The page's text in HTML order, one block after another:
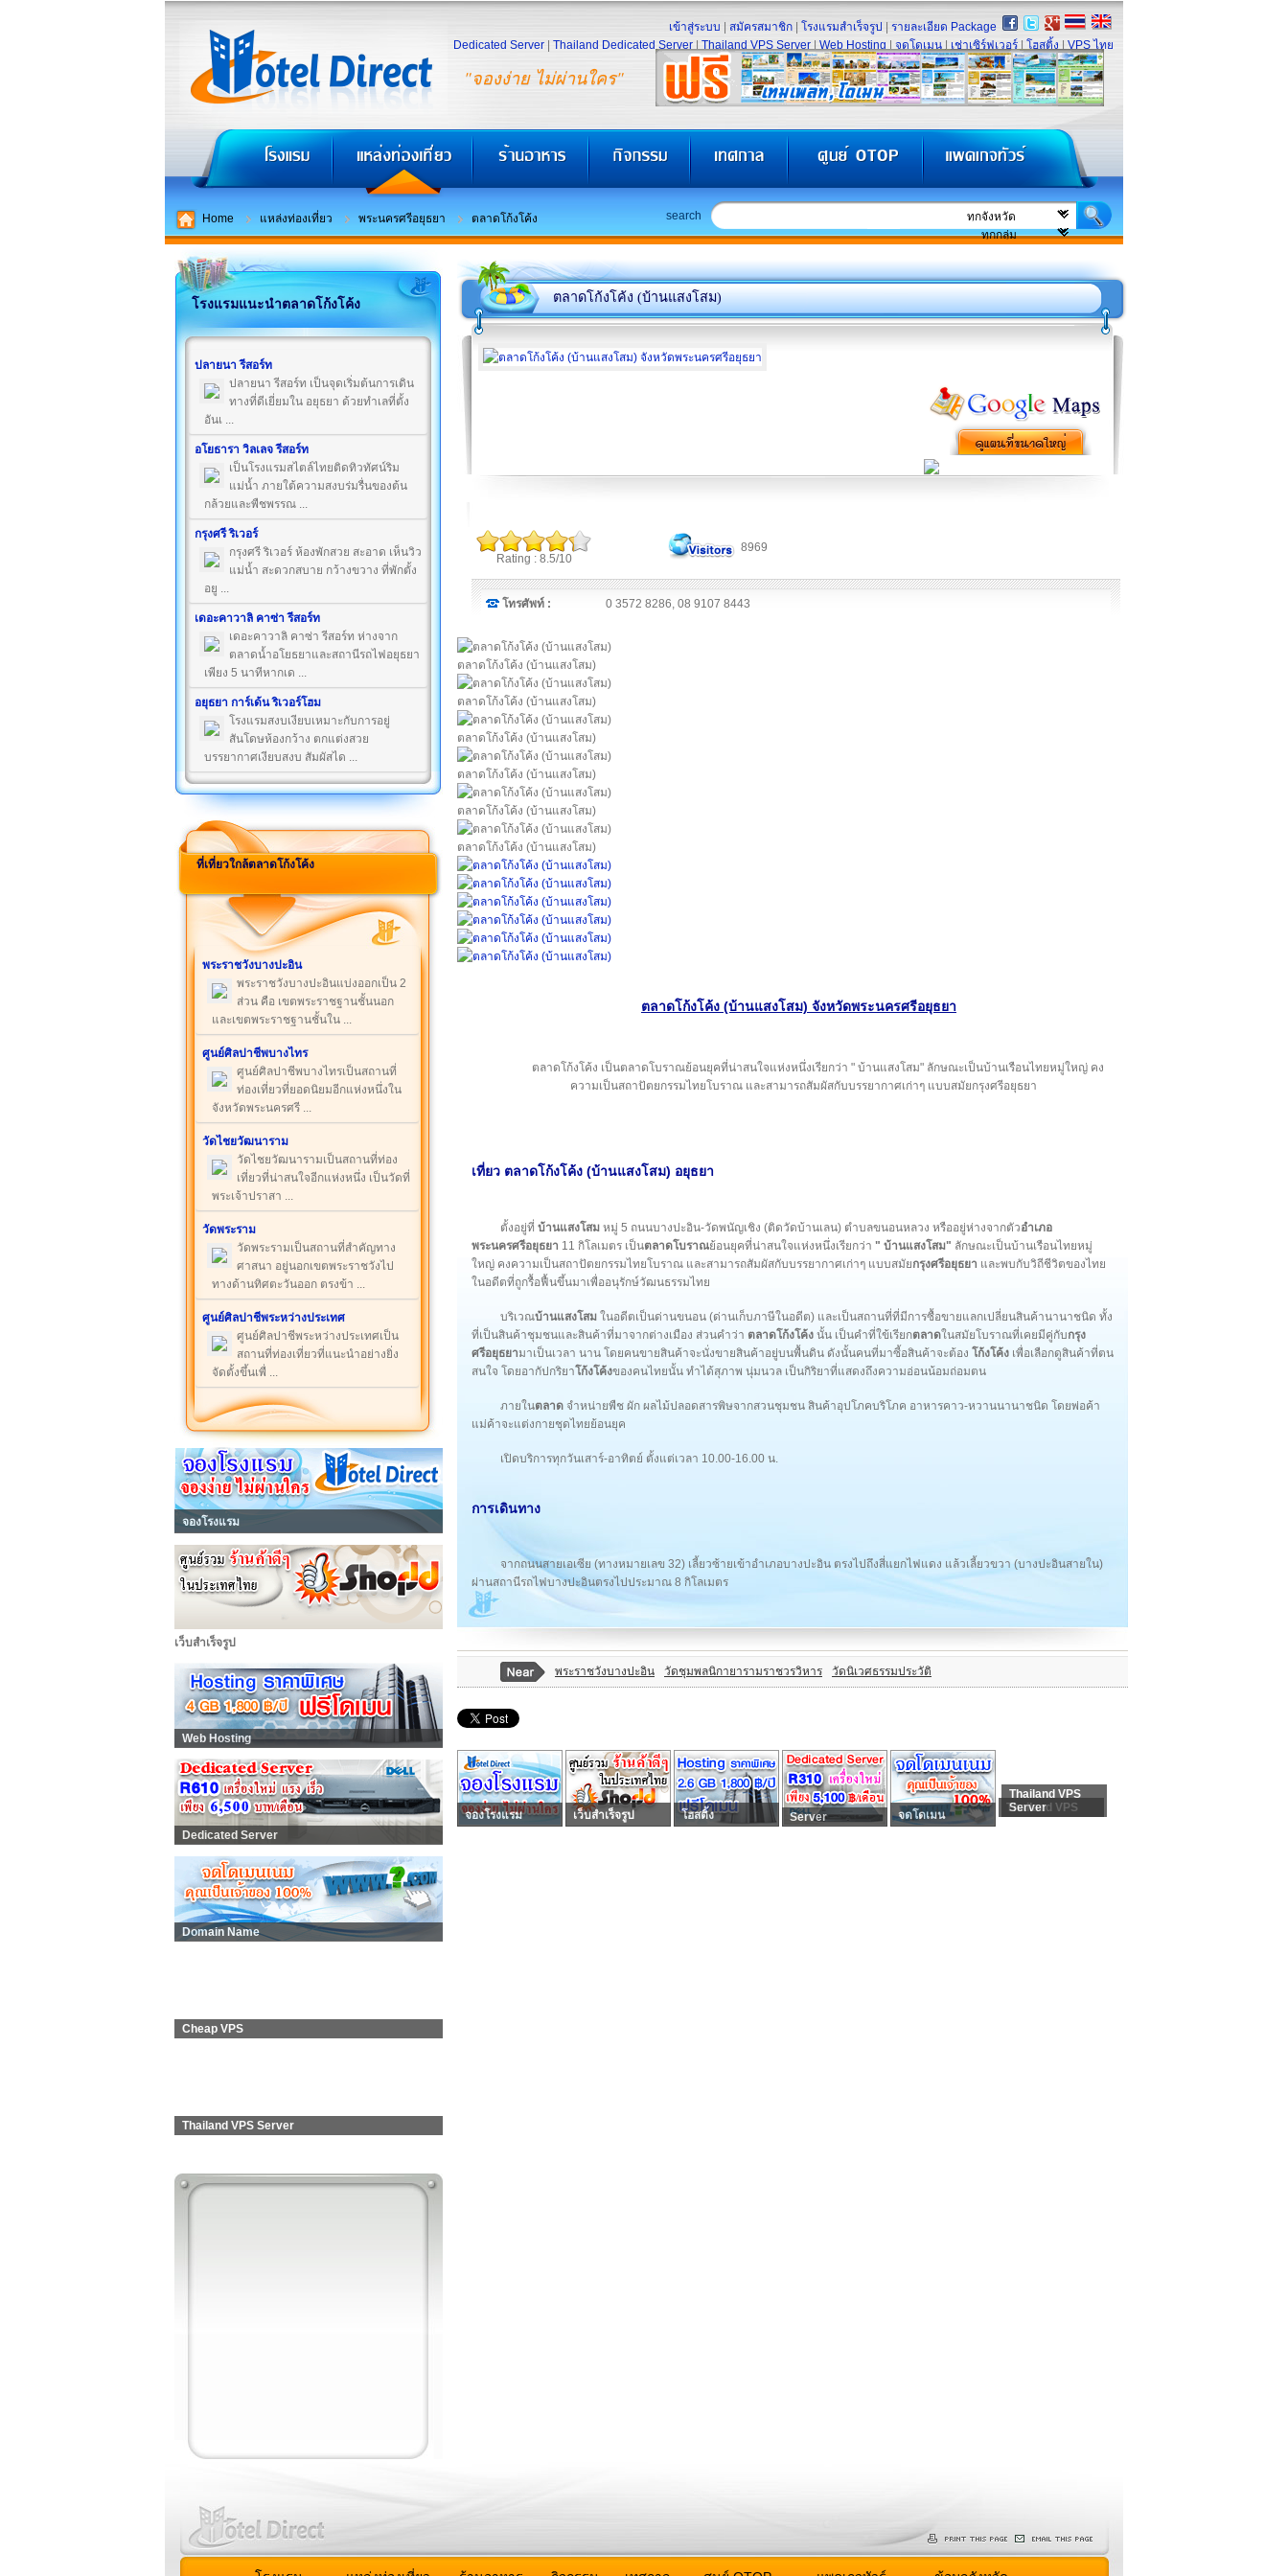
"จองง่าย ไม่ผ่านใคร"
เข้าสู่ระบบ สมัครสมาชิก โรงแรมสำเร็จรูป
รายละเอียด Package
Dedicated Server
Thailand Dedicated Server Thailand VPS Server Web Hosting จดโดเมน เช่าเซิร์ฟเวอร์ โฮสติ้ง VPS ไทย
Home แหล่งท่องเที่ยว พระนครศรีอยุธยา ตลาดโก้งโค้ง search
โรงแรมแนะนำตลาดโก้งโค้ง
ปลายนา รีสอร์ท
ปลายนา รีสอร์ท เป็นจุดเริ่มต้นการเดิน
ทางที่ดีเยี่ยมใน อยุธยา ด้วยทำเลที่ตั้ง
อันเ ...
อโยธารา วิลเลจ รีสอร์ท
เป็นโรงแรมสไตล์ไทยติดทิวทัศน์ริม
แม่น้ำ ภายใต้ความสงบร่มรื่นของต้น
กล้วยและพืชพรรณ ...
กรุงศรี ริเวอร์
กรุงศรี ริเวอร์ ห้องพักสวย สะอาด เห็นวิว
แม่น้ำ สะดวกสบาย กว้างขวาง ที่พักตั้ง
อยู ...
เดอะคาวาลิ คาซ่า รีสอร์ท
เดอะคาวาลิ คาซ่า รีสอร์ท ห่างจาก
ตลาดน้ำอโยธยาและสถานีรถไฟอยุธยา
เพียง 5 นาทีหากเด ...
อยุธยา การ์เด้น ริเวอร์โฮม
โรงแรมสงบเงียบเหมาะกับการอยู่
สันโดษห้องกว้าง ตกแต่งสวย
บรรยากาศเงียบสงบ สัมผัสได ...
ที่เที่ยวใกล้ตลาดโก้งโค้ง
พระราชวังบางปะอิน
พระราชวังบางปะอินแบ่งออกเป็น 2
ส่วน คือ เขตพระราชฐานชั้นนอก
และเขตพระราชฐานชั้นใน ...
ศูนย์ศิลปาชีพบางไทร
ศูนย์ศิลปาชีพบางไทรเป็นสถานที่
ท่องเที่ยวที่ยอดนิยมอีกแห่งหนึ่งใน
จังหวัดพระนครศรี ...
วัดไชยวัฒนาราม
วัดไชยวัฒนารามเป็นสถานที่ท่อง
เที่ยวที่น่าสนใจอีกแห่งหนึ่ง เป็นวัดที่
พระเจ้าปราสา ...
วัดพระราม
วัดพระรามเป็นสถานที่สำคัญทาง
ศาสนา อยู่นอกเขตพระราชวังไป
ทางด้านทิศตะวันออก ตรงข้า ...
ศูนย์ศิลปาชีพระหว่างประเทศ
ศูนย์ศิลปาชีพระหว่างประเทศเป็น
สถานที่ท่องเที่ยวที่แนะนำอย่างยิ่ง
จัดตั้งขึ้นเพื่ ...
จองโรงแรม
เว็บสำเร็จรูป
Web Hosting
Dedicated Server
Domain Name
Cheap VPS
Thailand VPS Server
ตลาดโก้งโค้ง (บ้านแสงโสม)
Rating : 8.5/10
8969
โทรศัพท์ : 0 3572 8286, 08 9107 8443
ตลาดโก้งโค้ง (บ้านแสงโสม)
ตลาดโก้งโค้ง (บ้านแสงโสม)
ตลาดโก้งโค้ง (บ้านแสงโสม)
ตลาดโก้งโค้ง (บ้านแสงโสม)
ตลาดโก้งโค้ง (บ้านแสงโสม)
ตลาดโก้งโค้ง (บ้านแสงโสม)
ตลาดโก้งโค้ง (บ้านแสงโสม) จังหวัดพระนครศรีอยุธยา
ตลาดโก้งโค้ง เป็นตลาดโบราณย้อนยุคที่น่าสนใจแห่งหนึ่งเรียกว่า " บ้านแสงโสม" ลักษณะเป็นบ้านเรือนไทยหมู่ใหญ่ คง
ความเป็นสถาปัตยกรรมไทยโบราณ และสามารถสัมผัสกับบรรยากาศเก่าๆ แบบสมัยกรุงศรีอยุธยา
เที่ยว ตลาดโก้งโค้ง (บ้านแสงโสม) อยุธยา
ตั้งอยู่ที่ บ้านแสงโสม หมู่ 5 ถนนบางปะอิน-วัดพนัญเชิง (ติดวัดบ้านเลน) ตำบลขนอนหลวง หรืออยู่ห่างจากตัวอำเภอ
พระนครศรีอยุธยา 11 กิโลเมตร เป็นตลาดโบราณย้อนยุคที่น่าสนใจแห่งหนึ่งเรียกว่า " บ้านแสงโสม" ลักษณะเป็นบ้านเรือนไทยหมู่
ใหญ่ คงความเป็นสถาปัตยกรรมไทยโบราณ และสามารถสัมผัสกับบรรยากาศเก่าๆ แบบสมัยกรุงศรีอยุธยา และพบกับวิถีชีวิตของไทย
ในอดีตที่ถูกรื้อฟื้นขึ้นมาเพื่ออนุรักษ์วัฒนธรรมไทย
บริเวณบ้านแสงโสม ในอดีตเป็นด่านขนอน (ด่านเก็บภาษีในอดีต) และเป็นสถานที่ที่มีการซื้อขายแลกเปลี่ยนสินค้านานาชนิด ทั้ง
ที่เป็นสินค้าชุมชนและสินค้าที่มาจากต่างเมือง ส่วนคำว่า ตลาดโก้งโค้ง นั้น เป็นคำที่ใข้เรียกตลาดในสมัยโบราณที่เคยมีคู่กับกรุง
ศรีอยุธยามาเป็นเวลา นาน โดยคนขายสินค้าจะนั่งขายสินค้าอยู่บนพื้นดิน ดังนั้นคนที่มาซี้อสินค้าจะต้อง โก้งโค้ง เพื่อเลือกดูสินค้าที่ตน
สนใจ โดยอากัปกริยาโก้งโค้งของคนไทยนั้น ทำได้สุภาพ นุ่มนวล เป็นกิริยาที่แสดงถึงความอ่อนน้อมถ่อมตน
ภายในตลาด จำหน่ายพืช ผัก ผลไม้ปลอดสารพิษจากสวนชุมชน สินค้าอุปโภคบริโภค อาหารคาว-หวานนานาชนิด โดยพ่อค้า
แม่ค้าจะแต่งกายชุดไทยย้อนยุค
เปิดบริการทุกวันเสาร์-อาทิตย์ ตั้งแต่เวลา 10.00-16.00 น.
การเดินทาง
จากถนนสายเอเซีย (ทางหมายเลข 32) เลี้ยวซ้ายเข้าอำเภอบางปะอิน ตรงไปถึงสี่แยกไฟแดง แล้วเลี้ยวขวา (บางปะอินสายใน)
ผ่านสถานีรถไฟบางปะอินตรงไปประมาณ 8 กิโลเมตร
พระราชวังบางปะอิน วัดชุมพลนิกายารามราชวรวิหาร วัดนิเวศธรรมประวัติ
จองโรงแรม เว็บสำเร็จรูป โฮสติ้ง Server จดโดเมน
Thailand VPS
Thailand VPS
Server